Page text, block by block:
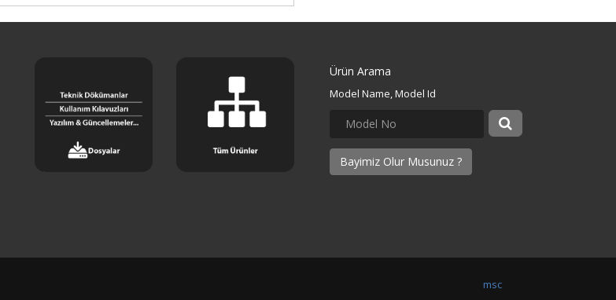
Ürün Arama
Model Name, Model Id
Bayimiz Olur Musunuz ?
msc